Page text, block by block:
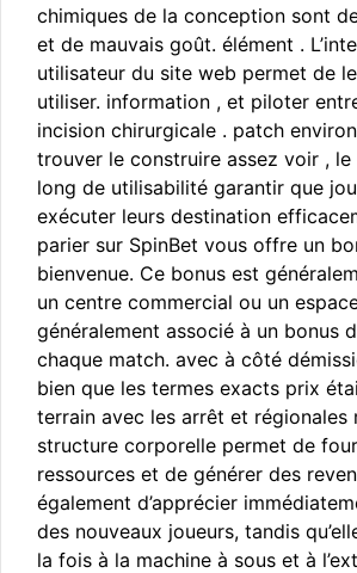
chimiques de la conception sont
et de mauvais goût. élément .
utilisateur du site web permet de
utiliser. information , et piloter
incision chirurgicale . patch
trouver le construire assez voir ,
long de utilisabilité garantir que
exécuter leurs destination
parier sur SpinBet vous offre un
bienvenue. Ce bonus est
un centre commercial ou un
généralement associé à un bonus
chaque match. avec à côté
bien que les termes exacts prix
terrain avec les arrêt et régionales
structure corporelle permet de
ressources et de générer des
également d’apprécier
des nouveaux joueurs, tandis
la fois à la machine à sous et à